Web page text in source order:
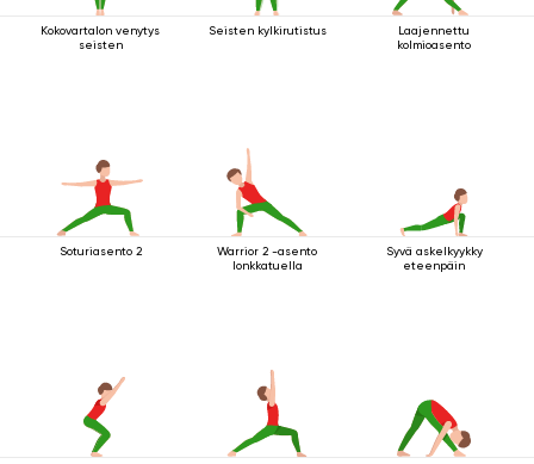
Kokovartalon venytys
seisten
Seisten kylkirutistus
Laajennettu
kolmioasento
Soturiasento 2
Warrior 2 -asento
lonkkatuella
Syvä askelkyykky
eteenpäin